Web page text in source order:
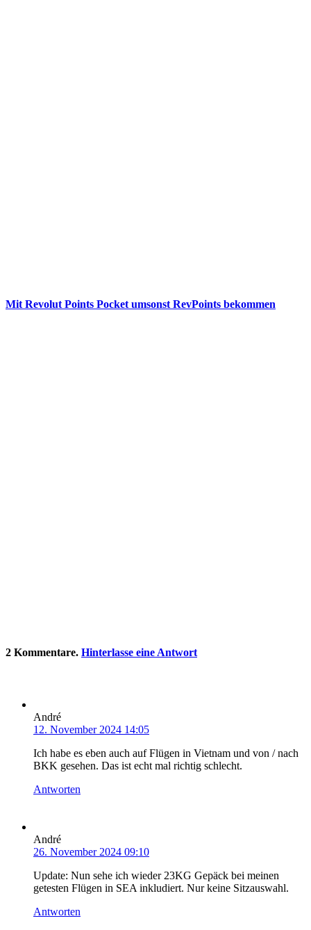
Mit Revolut Points Pocket umsonst RevPoints bekommen
2 Kommentare. Hinterlasse eine Antwort
André
12. November 2024 14:05
Ich habe es eben auch auf Flügen in Vietnam und von / nach
BKK gesehen. Das ist echt mal richtig schlecht.
Antworten
André
26. November 2024 09:10
Update: Nun sehe ich wieder 23KG Gepäck bei meinen
getesten Flügen in SEA inkludiert. Nur keine Sitzauswahl.
Antworten